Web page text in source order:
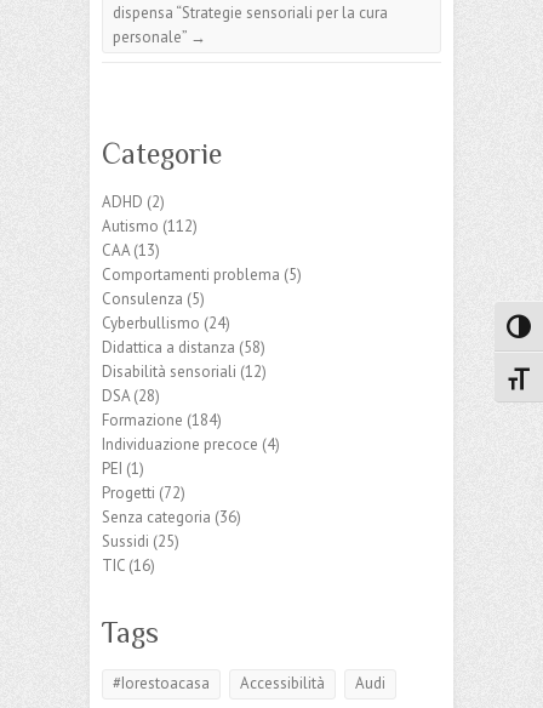
dispensa “Strategie sensoriali per la cura
personale” →
Categorie
ADHD (2)
Autismo (112)
CAA(13)
Comportamenti problema (5)
Consulenza (5)
Cyberbullismo (24)
Didattica a distanza (58)
Disabilità sensoriali (12)
DSA(28)
Formazione (184)
Individuazione precoce (4)
PEI (1)
Progetti (72)
Senza categoria (36)
Sussidi (25)
TIC (16)
Tags
#Iorestoacasa Accessibilità
Audi